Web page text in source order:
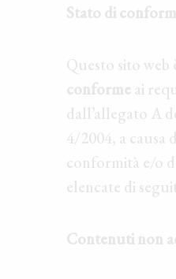
Stato di
Questo sito web
conforme ai
dall’allegato A
4/2004, a causa
conformità e/o
elencate di
Contenuti non